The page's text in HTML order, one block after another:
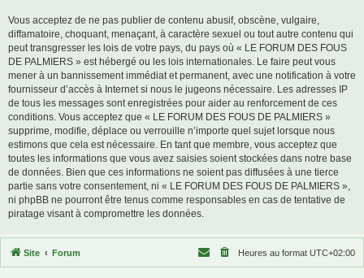
Vous acceptez de ne pas publier de contenu abusif, obscène, vulgaire,
diffamatoire, choquant, menaçant, à caractère sexuel ou tout autre contenu qui
peut transgresser les lois de votre pays, du pays où « LE FORUM DES FOUS
DE PALMIERS » est hébergé ou les lois internationales. Le faire peut vous
mener à un bannissement immédiat et permanent, avec une notification à votre
fournisseur d’accès à Internet si nous le jugeons nécessaire. Les adresses IP
de tous les messages sont enregistrées pour aider au renforcement de ces
conditions. Vous acceptez que « LE FORUM DES FOUS DE PALMIERS »
supprime, modifie, déplace ou verrouille n’importe quel sujet lorsque nous
estimons que cela est nécessaire. En tant que membre, vous acceptez que
toutes les informations que vous avez saisies soient stockées dans notre base
de données. Bien que ces informations ne soient pas diffusées à une tierce
partie sans votre consentement, ni « LE FORUM DES FOUS DE PALMIERS »,
ni phpBB ne pourront être tenus comme responsables en cas de tentative de
piratage visant à compromettre les données.
Site Forum Heures au format UTC+02:00